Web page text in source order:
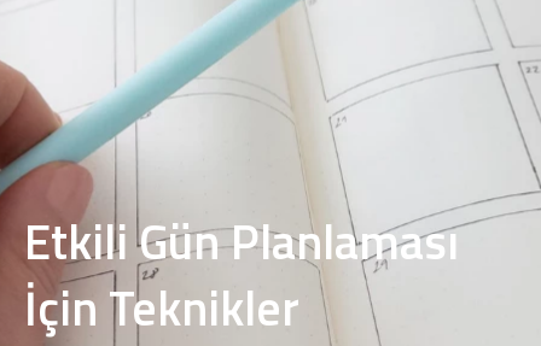
Etkili Gün Planlaması
İçin Teknikler